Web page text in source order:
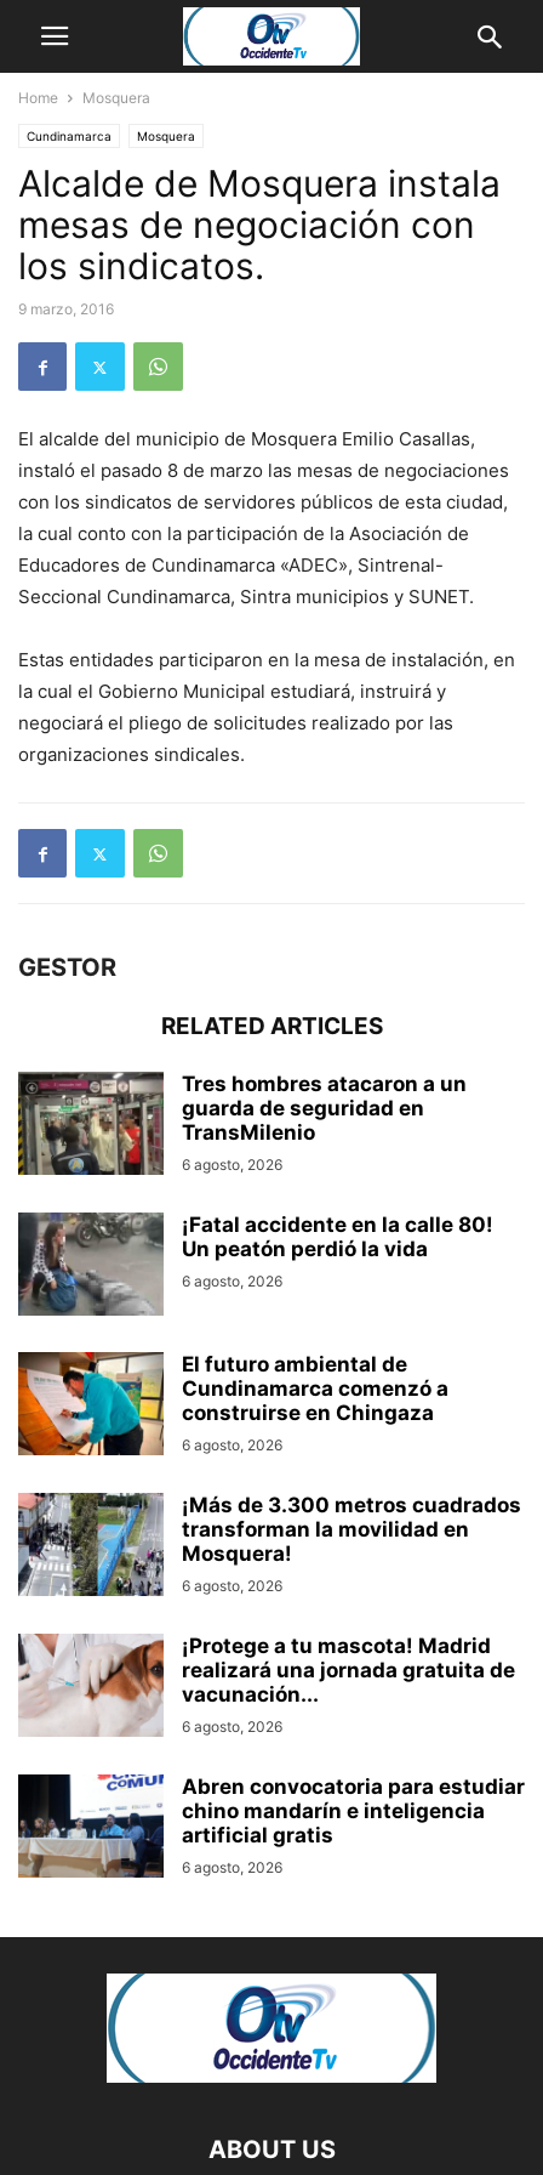
Home Mosquera
Cundinamarca Mosquera
Alcalde de Mosquera instala
mesas de negociación con
los sindicatos.
9 marzo, 2016
El alcalde del municipio de Mosquera Emilio Casallas,
instaló el pasado 8 de marzo las mesas de negociaciones
con los sindicatos de servidores públicos de esta ciudad,
la cual conto con la participación de la Asociación de
Educadores de Cundinamarca «ADEC», Sintrenal-
Seccional Cundinamarca, Sintra municipios y SUNET.
Estas entidades participaron en la mesa de instalación, en
la cual el Gobierno Municipal estudiará, instruirá y
negociará el pliego de solicitudes realizado por las
organizaciones sindicales.
GESTOR
RELATED ARTICLES
Tres hombres atacaron a un
guarda de seguridad en
TransMilenio
6 agosto, 2026
¡Fatal accidente en la calle 80!
Un peatón perdió la vida
6 agosto, 2026
El futuro ambiental de
Cundinamarca comenzó a
construirse en Chingaza
6 agosto, 2026
¡Más de 3.300 metros cuadrados
transforman la movilidad en
Mosquera!
6 agosto, 2026
¡Protege a tu mascota! Madrid
realizará una jornada gratuita de
vacunación...
6 agosto, 2026
Abren convocatoria para estudiar
chino mandarín e inteligencia
artificial gratis
6 agosto, 2026
ABOUT US